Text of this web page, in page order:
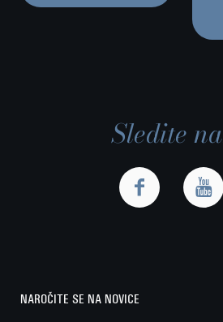
Sledite
NAROČITE SE NA NOVICE